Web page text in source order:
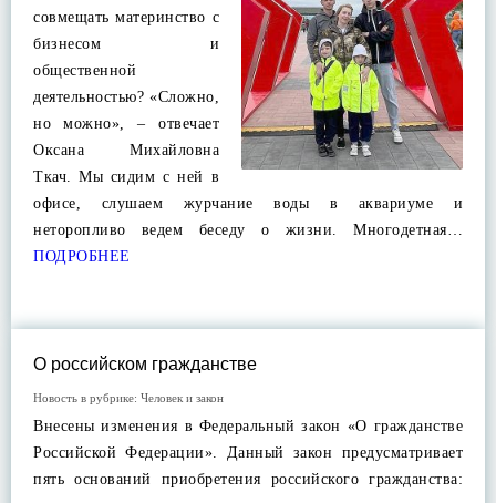
совмещать материнство с
бизнесом и
общественной
деятельностью? «Сложно,
но можно», – отвечает
Оксана Михайловна
Ткач. Мы сидим с ней в
офисе, слушаем журчание воды в аквариуме и
неторопливо ведем беседу о жизни. Многодетная…
ПОДРОБНЕЕ
О российском гражданстве
Новость в рубрике: Человек и закон
Внесены изменения в Федеральный закон «О гражданстве
Российской Федерации». Данный закон предусматривает
пять оснований приобретения российского гражданства: